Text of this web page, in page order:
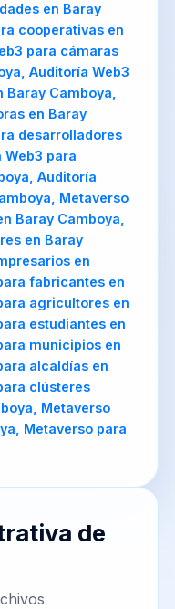
en Baray
cooperativas en
para cámaras
Auditoría Web3
Camboya,
en Baray
desarrolladores
Web3 para
Auditoría
Metaverso
Baray Camboya,
en Baray
en
fabricantes en
agricultores en
estudiantes en
municipios en
alcaldías en
clústeres
Metaverso
Metaverso para
de